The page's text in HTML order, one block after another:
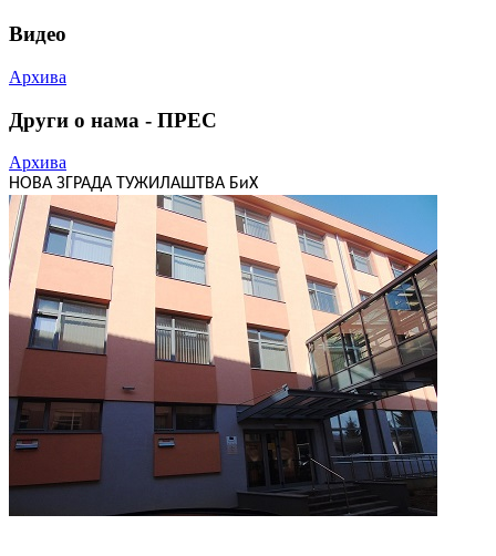
Видео
Архива
Други о нама - ПРЕС
Архива
НОВА ЗГРАДА ТУЖИЛАШТВА БиХ